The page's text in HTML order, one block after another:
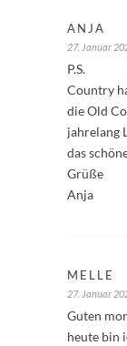
ANJA
27. Januar
P.S.
Country
die Old
jahrelang
das
Grüße
Anja
MELLE
27. Januar
Guten
heute bin